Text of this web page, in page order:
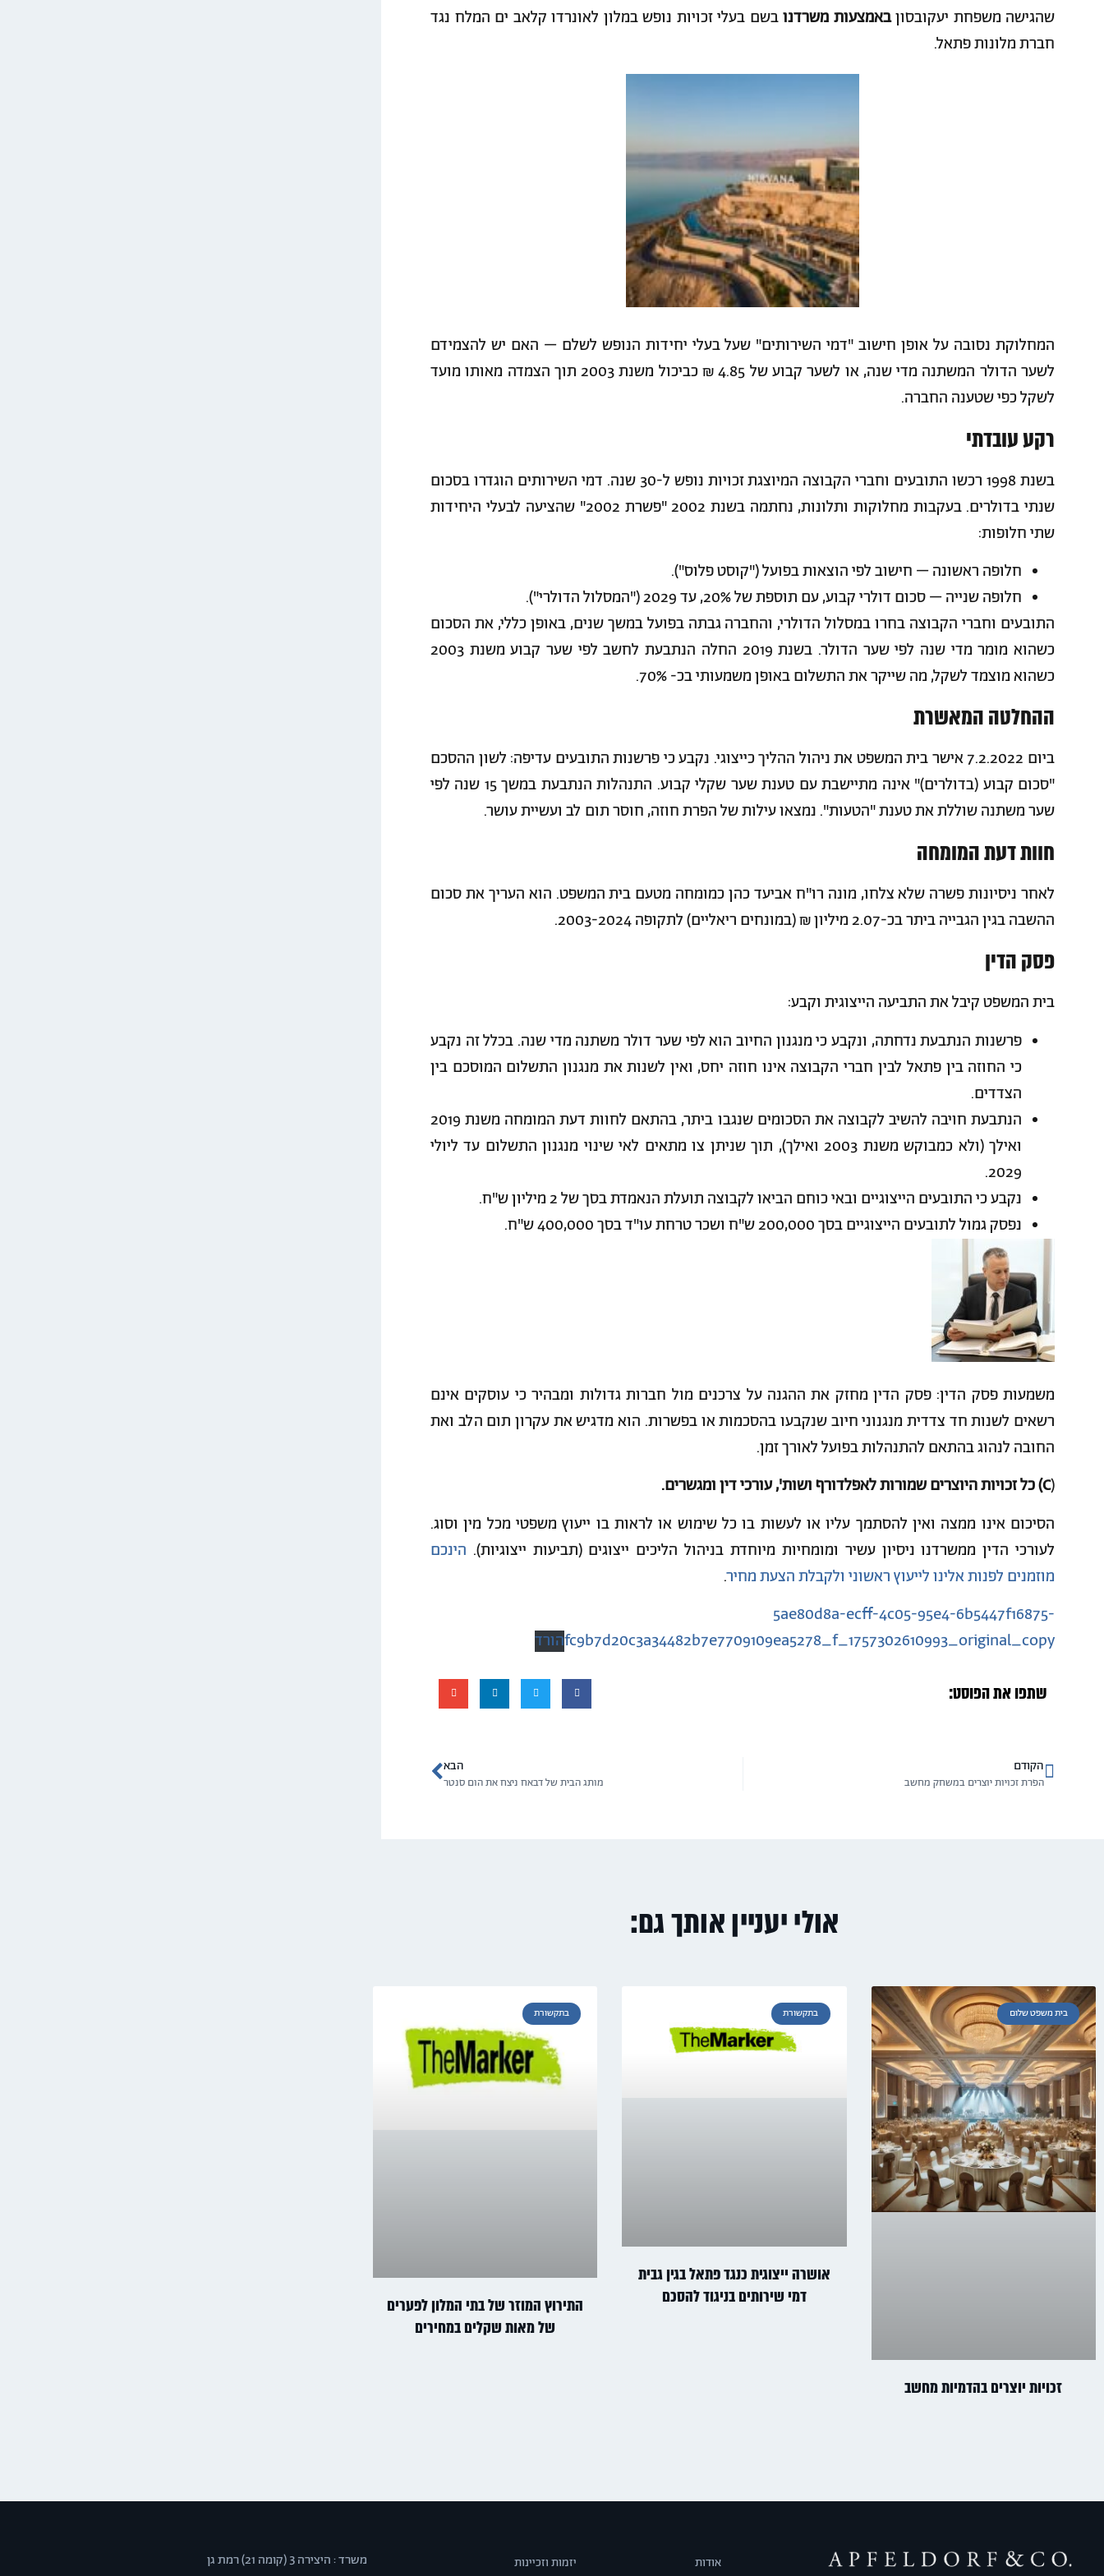
שהגישה משפחת יעקובסוןבאמצעות משרדנובשם בעלי זכויות נופש במלון לאונרדו קלאב ים המלח נגד
חברת מלונות פתאל.
המחלוקת נסובה על אופן חישוב "דמי השירותים" שעל בעלי יחידות הנופש לשלם – האם יש להצמידם
לשער הדולר המשתנה מדי שנה, או לשער קבוע של 4.85 ₪ כביכול משנת 2003 תוך הצמדה מאותו מועד
לשקל כפי שטענה החברה.
רקע עובדתי
בשנת 1998 רכשו התובעים וחברי הקבוצה המיוצגת זכויות נופש ל-30 שנה. דמי השירותים הוגדרו בסכום
שנתי בדולרים. בעקבות מחלוקות ותלונות, נחתמה בשנת 2002 "פשרת 2002" שהציעה לבעלי היחידות
שתי חלופות:
חלופה ראשונה – חישוב לפי הוצאות בפועל ("קוסט פלוס").
חלופה שנייה – סכום דולרי קבוע, עם תוספת של 20%, עד 2029 ("המסלול הדולרי").
התובעים וחברי הקבוצה בחרו במסלול הדולרי, והחברה גבתה בפועל במשך שנים, באופן כללי, את הסכום
כשהוא מומר מדי שנה לפי שער הדולר. בשנת 2019 החלה הנתבעת לחשב לפי שער קבוע משנת 2003
כשהוא מוצמד לשקל, מה שייקר את התשלום באופן משמעותי בכ- 70%.
ההחלטה המאשרת
ביום 7.2.2022 אישר בית המשפט את ניהול ההליך כייצוגי. נקבע כי פרשנות התובעים עדיפה: לשון ההסכם
"סכום קבוע (בדולרים)" אינה מתיישבת עם טענת שער שקלי קבוע. התנהלות הנתבעת במשך 15 שנה לפי
שער משתנה שוללת את טענת "הטעות". נמצאו עילות של הפרת חוזה, חוסר תום לב ועשיית עושר.
חוות דעת המומחה
לאחר ניסיונות פשרה שלא צלחו, מונה רו"ח אביעד כהן כמומחה מטעם בית המשפט. הוא העריך את סכום
ההשבה בגין הגבייה ביתר בכ-2.07 מיליון ₪ (במונחים ריאליים) לתקופה 2003-2024.
פסק הדין
בית המשפט קיבל את התביעה הייצוגית וקבע:
פרשנות הנתבעת נדחתה, ונקבע כי מנגנון החיוב הוא לפי שער דולר משתנה מדי שנה. בכלל זה נקבע
כי החוזה בין פתאל לבין חברי הקבוצה אינו חוזה יחס, ואין לשנות את מנגנון התשלום המוסכם בין
הצדדים.
הנתבעת חויבה להשיב לקבוצה את הסכומים שנגבו ביתר, בהתאם לחוות דעת המומחה משנת 2019
ואילך (ולא כמבוקש משנת 2003 ואילך), תוך שניתן צו מתאים לאי שינוי מנגנון התשלום עד ליולי
2029.
נקבע כי התובעים הייצוגיים ובאי כוחם הביאו לקבוצה תועלת הנאמדת בסך של 2 מיליון ש"ח.
נפסק גמול לתובעים הייצוגיים בסך 200,000 ש"ח ושכר טרחת עו"ד בסך 400,000 ש"ח.
משמעות פסק הדין: פסק הדין מחזק את ההגנה על צרכנים מול חברות גדולות ומבהיר כי עוסקים אינם
רשאים לשנות חד צדדית מנגנוני חיוב שנקבעו בהסכמות או בפשרות. הוא מדגיש את עקרון תום הלב ואת
החובה לנהוג בהתאם להתנהלות בפועל לאורך זמן.
(C) כל זכויות היוצרים שמורות לאפלדורף ושות', עורכי דין ומגשרים.
הסיכום אינו ממצה ואין להסתמך עליו או לעשות בו כל שימוש או לראות בו ייעוץ משפטי מכל מין וסוג.
לעורכי הדין ממשרדנו ניסיון עשיר ומומחיות מיוחדת בניהול הליכים ייצוגים (תביעות ייצוגיות). הינכם
מוזמנים לפנות אלינו לייעוץ ראשוני ולקבלת הצעת מחיר.
5ae80d8a-ecff-4c05-95e4-6b5447f16875-
fc9b7d20c3a34482b7e7709109ea5278_f_1757302610993_original_copyהורד
שתפו את הפוסט:
הקודם
הפרת זכויות יוצרים במשחק מחשב
הבא
מותג הבית של דבאח ניצח את הום סנטר
אולי יעניין אותך גם:
בית משפט שלום
זכויות יוצרים בהדמיות מחשב
בתקשורת
אושרה ייצוגית כנגד פתאל בגין גבית
דמי שירותים בניגוד להסכם
בתקשורת
התירוץ המוזר של בתי המלון לפערים
של מאות שקלים במחירים
אודות יזמות וזכיינות משרד : היצירה 3 (קומה 21) רמת גן